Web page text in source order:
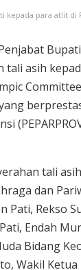
kepada para atlit di
tali asih
tali
dan
Pati, Rekso
Endah
Bidang
Wakil Ketua